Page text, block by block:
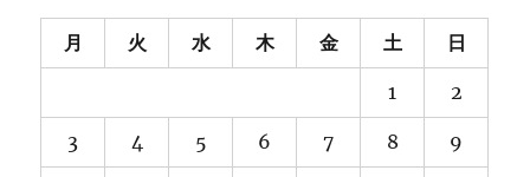
月 火 水 木 金 土 日
1 2
3 4 5 6 7 8 9